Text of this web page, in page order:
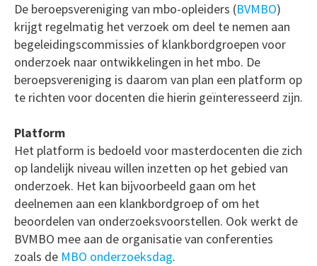
De beroepsvereniging van mbo-opleiders (BVMBO)
krijgt regelmatig het verzoek om deel te nemen aan
begeleidingscommissies of klankbordgroepen voor
onderzoek naar ontwikkelingen in het mbo. De
beroepsvereniging is daarom van plan een platform op
te richten voor docenten die hierin geïnteresseerd zijn.
Platform
Het platform is bedoeld voor masterdocenten die zich
op landelijk niveau willen inzetten op het gebied van
onderzoek. Het kan bijvoorbeeld gaan om het
deelnemen aan een klankbordgroep of om het
beoordelen van onderzoeksvoorstellen. Ook werkt de
BVMBO mee aan de organisatie van conferenties
zoals de MBO onderzoeksdag.